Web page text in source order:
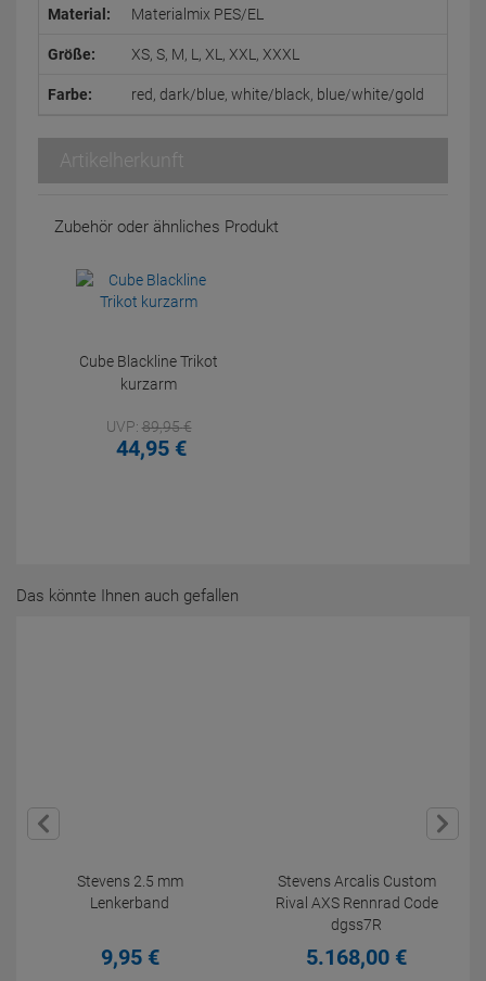
Material: Materialmix PES/EL
Größe: XS, S, M, L, XL, XXL, XXXL
Farbe: red, dark/blue, white/black, blue/white/gold
Artikelherkunft
Zubehör oder ähnliches Produkt
Cube Blackline Trikot
kurzarm
UVP:89,95€
44,95 €
Das könnte Ihnen auch gefallen
Stevens 2.5 mm
Lenkerband
9,95 €
Stevens Arcalis Custom
Rival AXS Rennrad Code
dgss7R
5.168,00 €